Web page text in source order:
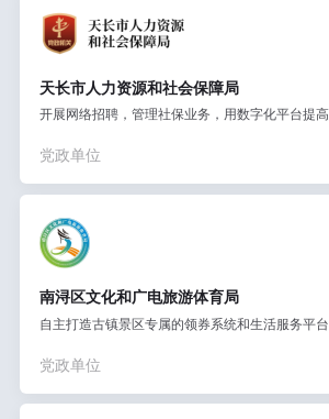
天长市人力资源和社会保障局
开展网络招聘，管理社保业务，用数字化平台提
党政单位
南浔区文化和广电旅游体育局
自主打造古镇景区专属的领券系统和生活服务平台
党政单位